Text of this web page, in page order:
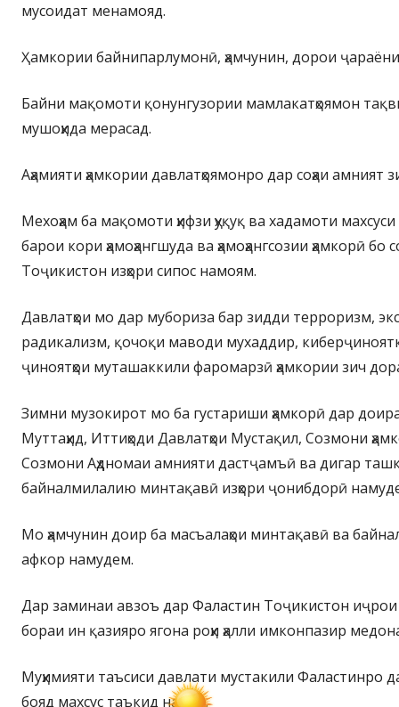
мусоидат менамояд.
Ҳамкории байнипарлумонӣ, ҳамчунин, дорои
Байни мақомоти қонунгузории мамлакатҳоямон
мушоҳида мерасад.
Аҳамияти ҳамкории давлатҳоямонро дар соҳаи амният
Мехоҳам ба мақомоти ҳифзи ҳуқуқ ва хадамоти
барои кори ҳамоҳангшуда ва ҳамоҳангсозии ҳамкорӣ бо
Тоҷикистон изҳори сипос намоям.
Давлатҳои мо дар мубориза бар зидди терроризм,
радикализм, қочоқи маводи мухаддир,
ҷиноятҳои муташаккили фаромарзӣ ҳамкории зич
Зимни музокирот мо ба густариши ҳамкорӣ дар
Муттаҳид, Иттиҳоди Давлатҳои Мустақил, Созмони
Созмони Аҳдномаи амнияти дастҷамъӣ ва дигар
байналмилалию минтақавӣ изҳори ҷонибдорӣ
Мо ҳамчунин доир ба масъалаҳои минтақавӣ ва
афкор намудем.
Дар заминаи авзоъ дар Фаластин Тоҷикистон
бораи ин қазияро ягона роҳи ҳалли имконпазир
Муҳимияти таъсиси давлати мустакили Фаластинро
бояд махсус таъкид намуд.